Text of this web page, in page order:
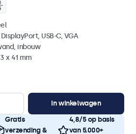
USB-C, VGA
inbouw
x 41 mm
In winkelwagen
Gratis
verzending &
4,8/5 op basis
van 5.000+